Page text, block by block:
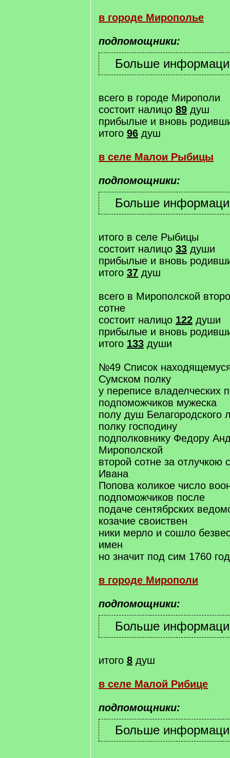
в городе Мирополье
подпомощники:
всего в городе Мирополи
состоит налицо 89 душ
прибылые и вновь
итого 96 душ
в селе Малои Рыбицы
подпомощники:
итого в селе Рыбицы
состоит налицо 33 души
прибылые и вновь
итого 37 душ
всего в Мирополской
сотне
состоит налицо 122 души
прибылые и вновь
итого 133 души
№49 Список
Сумском полку
у переписе владелческих
подпоможчиков мужеска
полу душ Белагородского
полку господину
подполковнику Федору
Мирополской
второй сотне за отлучкою
Ивана
Попова коликое число
подпоможчиков после
подаче сентябрских
козачие своиствен
ники мерло и сошло
имен
но значит под сим 1760
в городе Мирополи
подпомощники:
итого 8 душ
в селе Малой Рибице
подпомощники: